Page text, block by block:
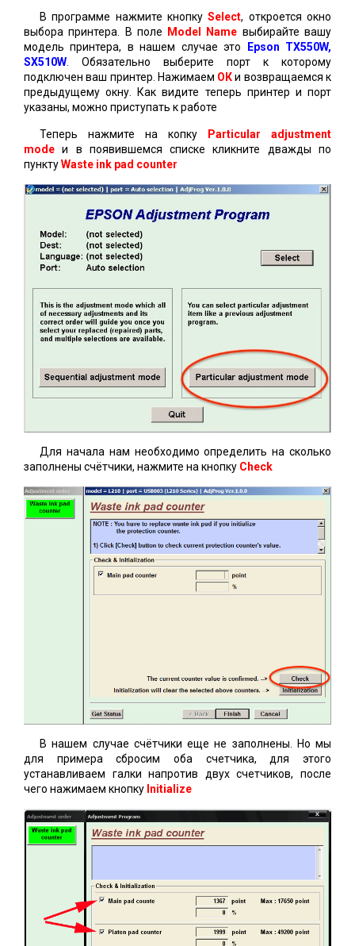
В программе нажмите кнопкуSelect, откроется окно
выбора принтера. В поле
Model Name выбирайте вашу
модель принтера, в нашем случае это
Epson TX550W,
SX510W
Обязательно выберите порт к которому
подключен ваш принтер. Нажимаем ОКи возвращаемся к
предыдущему окну. Как видите теперь принтер и порт
указаны, можно приступать к работе
Теперь нажмите на копку
Particular adjustment
mode и в появившемся списке кликните дважды по
пунктуWaste ink pad counter
Для начала нам необходимо определить на сколько
заполнены счётчики, нажмите на кнопку Check
В нашем случае счётчики еще не заполнены. Но мы
для примера сбросим оба счетчика, для этого
устанавливаем галки напротив двух счетчиков, после
чего нажимаем кнопку Initialize